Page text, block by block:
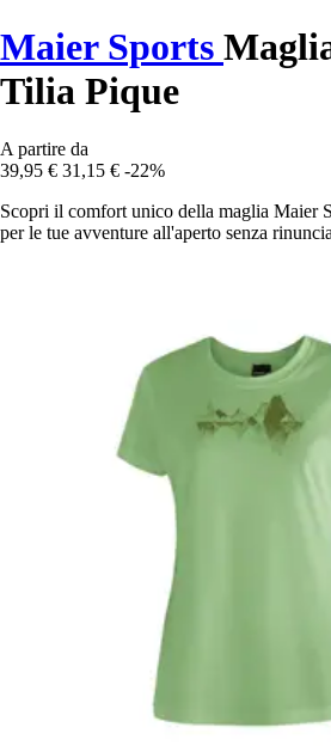
Maier Sports
Tilia Pique
A partire da
39,95 € 31,15 € -22%
Scopri il comfort unico della maglia Maier
per le tue avventure all'aperto senza